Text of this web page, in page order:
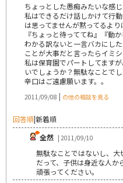
ちょっとした愚痴みたいな感
私はできるだけ話しかけて行
は思ってませんが黙ってるより
『ちょっと待っててね』『動
わかる訳ないと一言バカにし
ことが大事だと言ったらイミ
私は保育園でパートしてます
いでしょうか？無駄なことで
辛口はご遠慮願います。。
2011/09/08 | の他の相談を見る
回答順|新着順
全然 | 2011/09/10
無駄なことではないし、大
だって、子供は身近な人か
頑張ってください。